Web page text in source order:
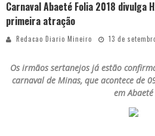
Carnaval Abaeté Folia 2018 divulga
primeira atração
Redacao Diario Mineiro 13 de
Os irmãos sertanejos já estão
carnaval de Minas, que acontece de
em Abaeté